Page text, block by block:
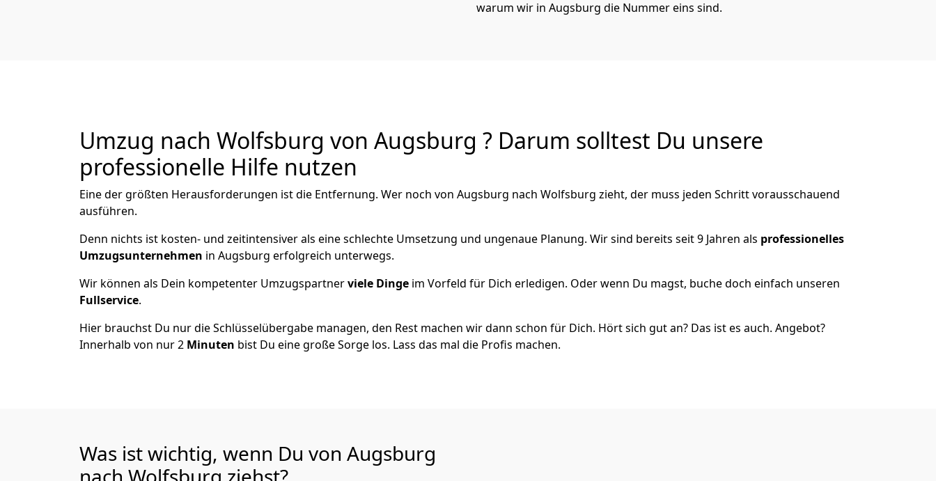
warum wir in Augsburg die Nummer eins sind.
Umzug nach Wolfsburg von Augsburg ? Darum solltest Du unsere
professionelle Hilfe nutzen
Eine der größten Herausforderungen ist die Entfernung. Wer noch von Augsburg nach Wolfsburg zieht, der muss jeden Schritt vorausschauend
ausführen.
Denn nichts ist kosten- und zeitintensiver als eine schlechte Umsetzung und ungenaue Planung. Wir sind bereits seit 9 Jahren als professionelles
Umzugsunternehmen in Augsburg erfolgreich unterwegs.
Wir können als Dein kompetenter Umzugspartnerviele Dinge im Vorfeld für Dich erledigen. Oder wenn Du magst, buche doch einfach unseren
Fullservice.
Hier brauchst Du nur die Schlüsselübergabe managen, den Rest machen wir dann schon für Dich. Hört sich gut an? Das ist es auch. Angebot?
Innerhalb von nur 2 Minuten bist Du eine große Sorge los. Lass das mal die Profis machen.
Was ist wichtig, wenn Du von Augsburg